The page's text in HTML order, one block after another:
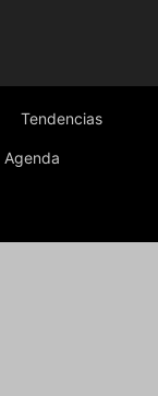
Tendencias
Agenda